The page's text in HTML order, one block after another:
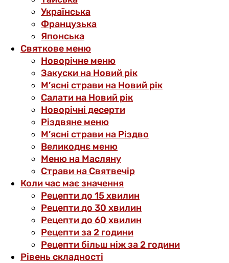
Українська
Французька
Японська
Святкове меню
Новорічне меню
Закуски на Новий рік
М’ясні страви на Новий рік
Салати на Новий рік
Новорічні десерти
Різдвяне меню
М’ясні страви на Різдво
Великоднє меню
Меню на Масляну
Страви на Святвечір
Коли час має значення
Рецепти до 15 хвилин
Рецепти до 30 хвилин
Рецепти до 60 хвилин
Рецепти за 2 години
Рецепти більш ніж за 2 години
Рівень складності